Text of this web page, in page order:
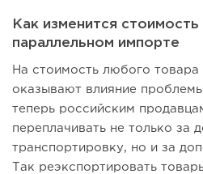
Как изменится
параллельном импорте
На стоимость любого товара
оказывают влияние
теперь российским
переплачивать не только за
транспортировку, но и за
Так реэкспортировать